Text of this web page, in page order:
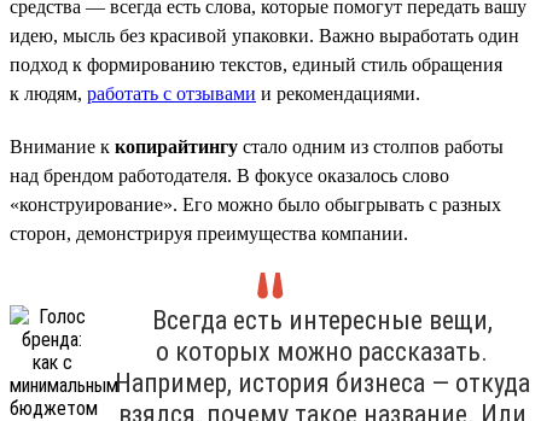
средства — всегда есть слова, которые помогут передать вашу
идею, мысль без красивой упаковки. Важно выработать один
подход к формированию текстов, единый стиль обращения
к людям, работать с отзывами и рекомендациями.
Внимание к копирайтингу стало одним из столпов работы
над брендом работодателя. В фокусе оказалось слово
«конструирование». Его можно было обыгрывать с разных
сторон, демонстрируя преимущества компании.
Всегда есть интересные вещи,
о которых можно рассказать.
Например, история бизнеса — откуда
взялся, почему такое название. Или